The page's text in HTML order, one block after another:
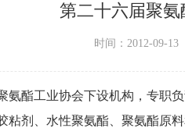
第二十六届聚
时间：2012-
酯工业协会下设机构，专职负
粘剂、水性聚氨酯、聚氨酯原